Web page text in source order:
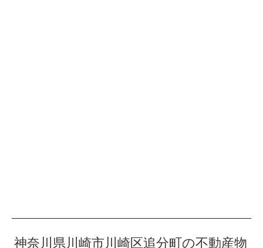
神奈川県川崎市川崎区追分町の不動産物